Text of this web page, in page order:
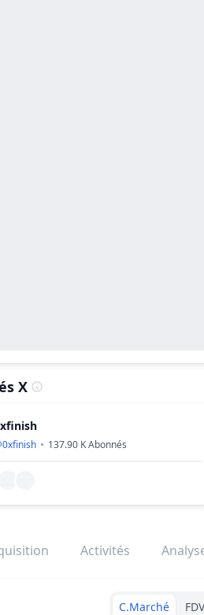
X
0xfinish 137.90 KAbonnés
Activités
C.Marché FDV